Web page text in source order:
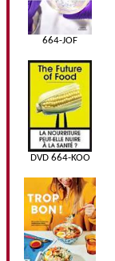
664-JOF
DVD 664-KOO